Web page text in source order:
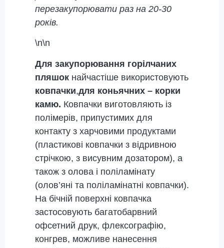
перезакупорювати раз на 20-30
років.
\n\n
Для закупорювання горілчаних
пляшок найчастіше використовують
ковпачки,для коньячних – корки
камю. Ковпачки виготовляють із
полімерів, припустимих для
контакту з харчовими продуктами
(пластикові ковпачки з відривною
стрічкою, з висувним дозатором), а
також з олова і поліламінату
(олов’яні та поліламінатні ковпачки).
На бічній поверхні ковпачка
застосовують багатобарвний
офсетний друк, флексографію,
конгрев, можливе нанесення